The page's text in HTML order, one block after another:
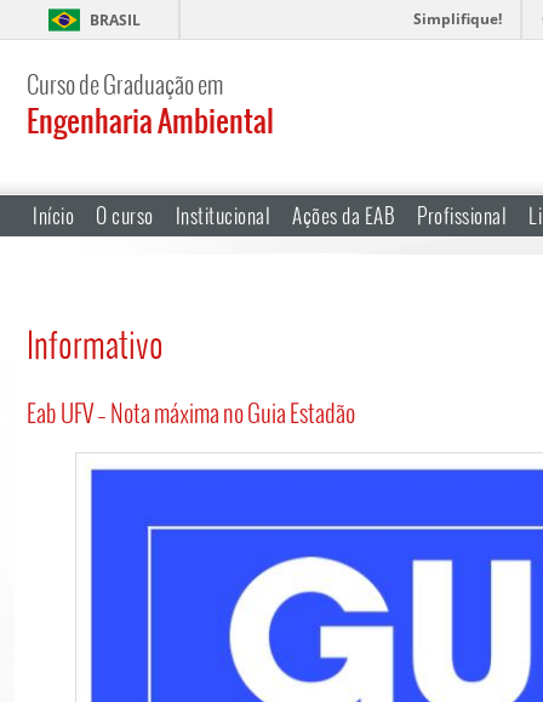
BRASIL Simplifique!
Curso de Graduação em
Engenharia Ambiental
Início O curso Institucional Ações da EAB Profissional
Informativo
Eab UFV – Nota máxima no Guia Estadão